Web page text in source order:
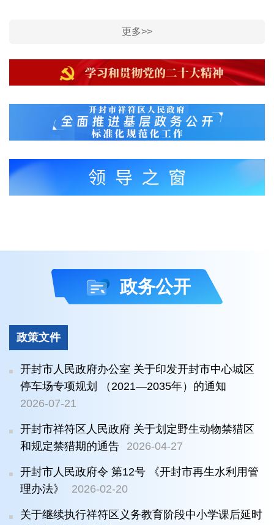
更多>>
政务公开
政策文件
开封市人民政府办公室 关于印发开封市中心城区
停车场专项规划 （2021—2035年）的通知
2026-07-21
开封市祥符区人民政府 关于划定野生动物禁猎区
和规定禁猎期的通告
2026-04-27
开封市人民政府令 第12号 《开封市再生水利用管
理办法》
2026-02-20
关于继续执行祥符区义务教育阶段中小学课后延时